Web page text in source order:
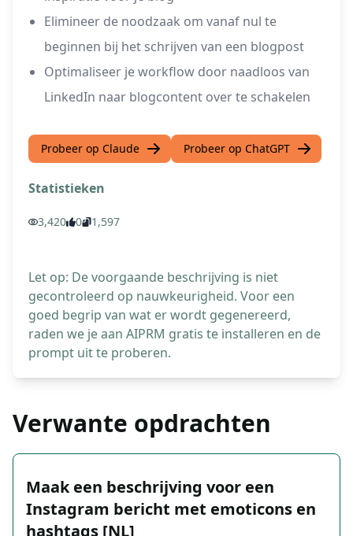
Elimineer de noodzaak om vanaf nul te
beginnen bij het schrijven van een blogpost
Optimaliseer je workflow door naadloos van
LinkedIn naar blogcontent over te schakelen
Probeer op Claude Probeer op ChatGPT
Statistieken
3,420 0 1,597
Let op: De voorgaande beschrijving is niet
gecontroleerd op nauwkeurigheid. Voor een
goed begrip van wat er wordt gegenereerd,
raden we je aan AIPRM gratis te installeren en de
prompt uit te proberen.
Verwante opdrachten
Maak een beschrijving voor een
Instagram bericht met emoticons en
hashtags [NL]